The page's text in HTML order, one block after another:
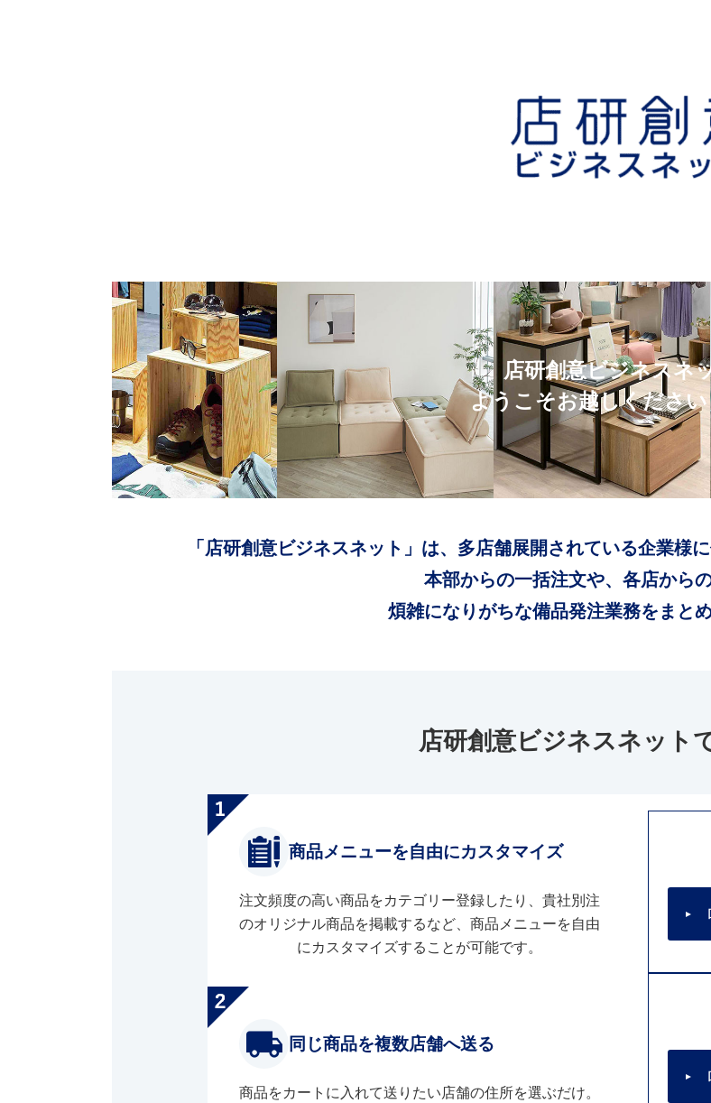
店研創意ビジネスネ
ようこそお越しくださ
「店研創意ビジネスネット」は、多店舗展開されている企業様
本部からの一括注文や、各店から
煩雑になりがちな備品発注業務をまと
店研創意ビジネスネット
商品メニューを自由にカスタマイズ
注文頻度の高い商品をカテゴリー登録したり、貴社別注
のオリジナル商品を掲載するなど、商品メニューを自由
にカスタマイズすることが可能です。
同じ商品を複数店舗へ送る
商品をカートに入れて送りたい店舗の住所を選ぶだけ。